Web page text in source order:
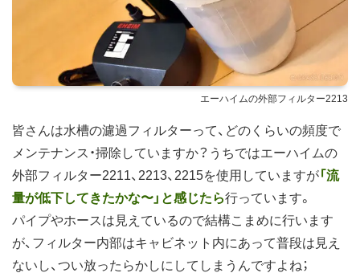
エーハイムの外部フィルター2213
皆さんは水槽の濾過フィルターって、どのくらいの頻度で
メンテナンス・掃除していますか？うちではエーハイムの
外部フィルター2211、2213、2215を使用していますが「流
量が低下してきたかな〜」と感じたら行っています。
パイプやホースは見えているので結構こまめに行います
が、フィルター内部はキャビネット内にあって普段は見え
ないし、つい放ったらかしにしてしまうんですよね；